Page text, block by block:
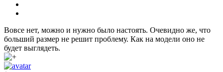
Вовсе нет, можно и нужно было настоять. Очевидно же, что
больший размер не решит проблему. Как на модели оно не
будет выглядеть.